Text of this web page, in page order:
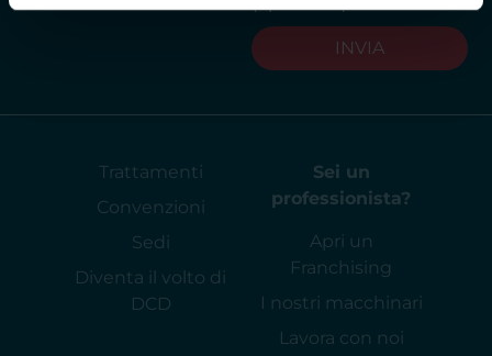
INVIA
Trattamenti
Convenzioni
Sedi
Diventa il volto di
DCD
Sei un
professionista?
Apri un
Franchising
I nostri macchinari
Lavora con noi